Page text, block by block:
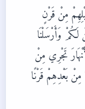
مِنْ قَرْنٍ
وَأَرْسَلْنَا
تَجْرِي مِنْ
مِنْ بَعْدِهِمْ قَرْنًا